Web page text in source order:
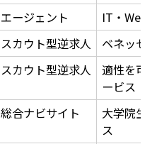
エージェント
IT・Web
スカウト型逆求人
ベネッセ
スカウト型逆求人
適性を可
ービス
総合ナビサイト
大学院生
ス